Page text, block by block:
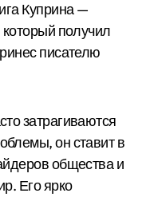
Куприна —
получил
писателю
затрагиваются
он ставит в
общества и
Его ярко